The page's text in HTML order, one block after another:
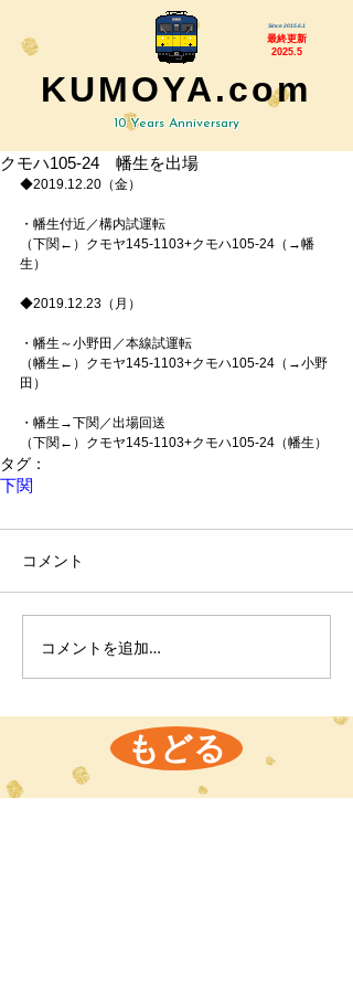
Since 2015.6.1
最終更新
2025.5
KUMOYA.com
10 Years Anniversary
クモハ105-24 幡生を出場
◆2019.12.20（金）
・幡生付近／構内試運転
（下関←）クモヤ145-1103+クモハ105-24（→幡
生）
◆2019.12.23（月）
・幡生～小野田／本線試運転
（幡生←）クモヤ145-1103+クモハ105-24（→小野
田）
・幡生→下関／出場回送
（下関←）クモヤ145-1103+クモハ105-24（幡生）
タグ：
下関
コメント
コメントを追加…
もどる